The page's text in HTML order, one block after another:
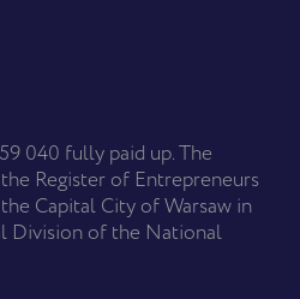
040 fully paid up. The
Register of Entrepreneurs
Capital City of Warsaw in
Division of the National